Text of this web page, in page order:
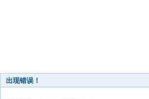
出现错误！